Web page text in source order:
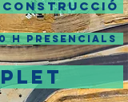
H PRESENCIALS